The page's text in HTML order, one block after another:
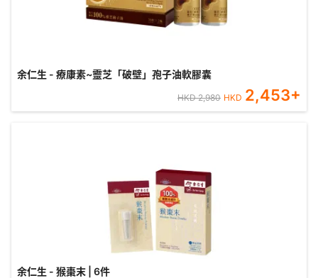
余仁生 - 療康素~靈芝「破壁」孢子油軟膠囊
HKD2,980 HKD 2,453+
余仁生 - 猴棗末 | 6件